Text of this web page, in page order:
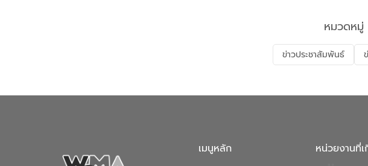
ตลอดระบบ โดยการนำน้ำบำบัดกลับมาใช้ใหม่จะช่
ความร่วมมือระหว่างภาครัฐและภาคเอกชนในครั้ง
ฐานด้านน้ำของประเทศ เพื่อยกระดับประสิทธิภาพก
หมวดหมู่
ข่าวประชาสัมพันธ์
เมนูหลัก หน่วยงานที่